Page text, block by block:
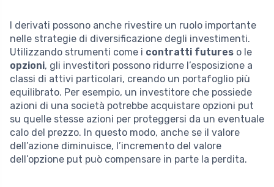
I derivati possono anche rivestire un ruolo importante
nelle strategie di diversificazione degli investimenti.
Utilizzando strumenti come i contratti futures o le
opzioni, gli investitori possono ridurre l’esposizione a
classi di attivi particolari, creando un portafoglio più
equilibrato. Per esempio, un investitore che possiede
azioni di una società potrebbe acquistare opzioni put
su quelle stesse azioni per proteggersi da un eventuale
calo del prezzo. In questo modo, anche se il valore
dell’azione diminuisce, l’incremento del valore
dell’opzione put può compensare in parte la perdita.